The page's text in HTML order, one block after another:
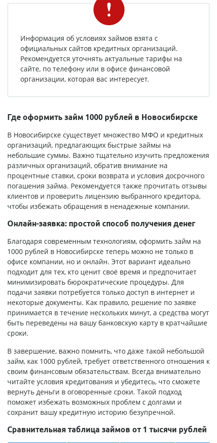
Информация об условиях займов взята с
официальных сайтов кредитных организаций.
Рекомендуется уточнять актуальные тарифы на
сайте, по телефону или в офисе финансовой
организации, которая вас интересует.
Где оформить займ 1000 рублей в Новосибирске
В Новосибирске существует множество МФО и кредитных
организаций, предлагающих быстрые займы на
небольшие суммы. Важно тщательно изучить предложения
различных организаций, обратив внимание на
процентные ставки, сроки возврата и условия досрочного
погашения займа. Рекомендуется также прочитать отзывы
клиентов и проверить лицензию выбранного кредитора,
чтобы избежать обращения в ненадежные компании.
Онлайн-заявка: простой способ получения денег
Благодаря современным технологиям, оформить займ на
1000 рублей в Новосибирске теперь можно не только в
офисе компании, но и онлайн. Этот вариант идеально
подходит для тех, кто ценит своё время и предпочитает
минимизировать бюрократические процедуры. Для
подачи заявки потребуется только доступ в интернет и
некоторые документы. Как правило, решение по заявке
принимается в течение нескольких минут, а средства могут
быть переведены на вашу банковскую карту в кратчайшие
сроки.
В завершение, важно помнить, что даже такой небольшой
займ, как 1000 рублей, требует ответственного отношения к
своим финансовым обязательствам. Всегда внимательно
читайте условия кредитования и убедитесь, что сможете
вернуть деньги в оговоренные сроки. Такой подход
поможет избежать возможных проблем с долгами и
сохранит вашу кредитную историю безупречной.
Сравнительная таблица займов от 1 тысячи рублей